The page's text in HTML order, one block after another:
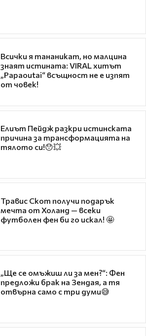
Всички я тананикат, но малцина
знаят истината: VIRAL хитът
„Papaoutai“ всъщност не е изпят
от човек!
Елиът Пейдж разкри истинската
причина за трансформацията на
тялото си!😯💥
Травис Скот получи подарък
мечта от Холанд — всеки
футболен фен би го искал! 🤩
„Ще се омъжиш ли за мен?“: Фен
предложи брак на Зендая, а тя
отвърна само с три думи😅